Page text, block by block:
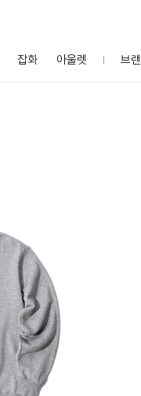
잡화 아울렛 브